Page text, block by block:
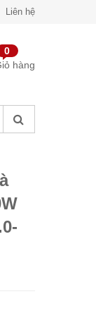
Liên hệ
0
hàng